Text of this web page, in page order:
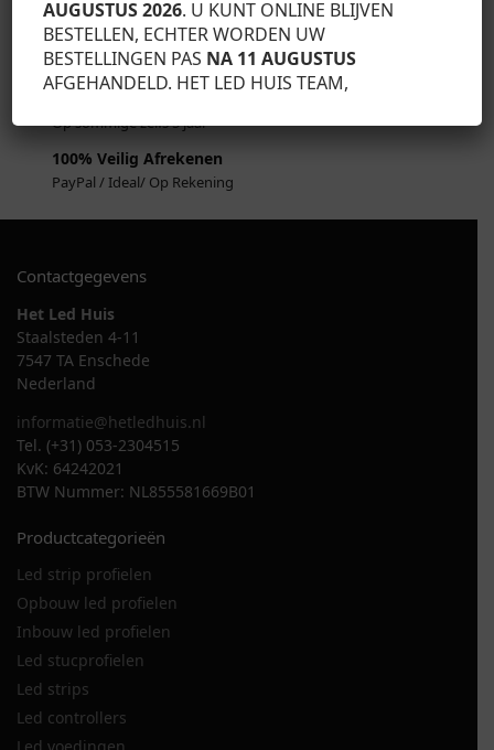
Voor Professionele Led Profiel Oplossingen
Gunstige Prijzen
Alle producten scherp geprijst
Op sommige zelfs 5 jaar
100% Veilig Afrekenen
PayPal / Ideal/ Op Rekening
Contactgegevens
Het Led Huis
Staalsteden 4-11
7547 TA Enschede
Nederland
informatie@hetledhuis.nl
Tel. (+31) 053-2304515
KvK: 64242021
BTW Nummer: NL855581669B01
Productcategorieën
Led strip profielen
Opbouw led profielen
Inbouw led profielen
Led stucprofielen
Led strips
Led controllers
AUGUSTUS 2026. U KUNT ONLINE BLIJVEN
BESTELLEN, ECHTER WORDEN UW
BESTELLINGEN PAS NA 11 AUGUSTUS
AFGEHANDELD. HET LED HUIS TEAM,